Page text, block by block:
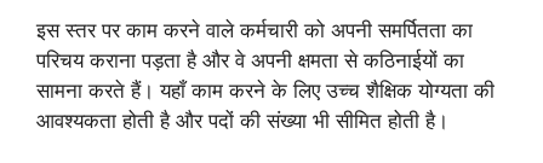
इस स्तर पर काम करने वाले कर्मचारी को अपनी समर्पितता का
परिचय कराना पड़ता है और वे अपनी क्षमता से कठिनाईयों का
सामना करते हैं। यहाँ काम करने के लिए उच्च शैक्षिक योग्यता की
आवश्यकता होती है और पदों की संख्या भी सीमित होती है।